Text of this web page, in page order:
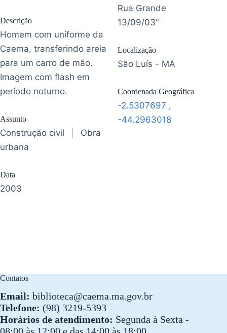
Descrição
Homem com uniforme da
Caema, transferindo areia
para um carro de mão.
Imagem com flash em
período noturno.
Assunto
Construção civil
Obra
urbana
Data
2003
Rua Grande
13/09/03"
Localização
São Luís - MA
Coordenada Geográfica
-2.5307697 ,
-44.2963018
Contatos
Email: biblioteca@caema.ma.gov.br
Telefone: (98) 3219-5393
Horários de atendimento: Segunda à Sexta -